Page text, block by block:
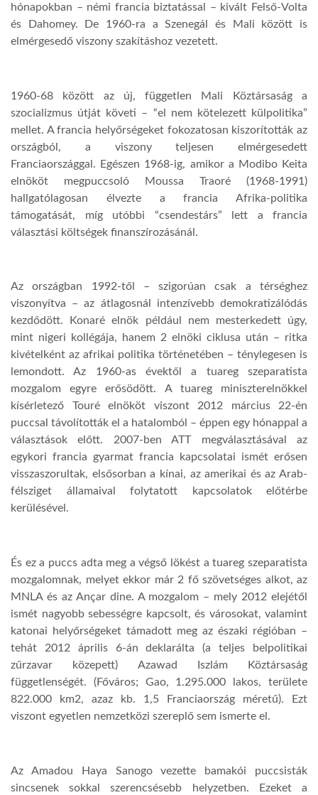
hónapokban – némi francia biztatással – kivált Felső-Volta
és Dahomey. De 1960-ra a Szenegál és Mali között is
elmérgesedő viszony szakításhoz vezetett.
1960-68 között az új, független Mali Köztársaság a
szocializmus útját követi – “el nem kötelezett külpolitika”
mellet. A francia helyőrségeket fokozatosan kiszorították az
országból, a viszony teljesen elmérgesedett
Franciaországgal. Egészen 1968-ig, amikor a Modibo Keita
elnököt megpuccsoló Moussa Traoré (1968-1991)
hallgatólagosan élvezte a francia Afrika-politika
támogatását, míg utóbbi “csendestárs” lett a francia
választási költségek finanszírozásánál.
Az országban 1992-től – szigorúan csak a térséghez
viszonyítva – az átlagosnál intenzívebb demokratizálódás
kezdődött. Konaré elnök például nem mesterkedett úgy,
mint nigeri kollégája, hanem 2 elnöki ciklusa után – ritka
kivételként az afrikai politika történetében – ténylegesen is
lemondott. Az 1960-as évektől a tuareg szeparatista
mozgalom egyre erősödött. A tuareg miniszterelnökkel
kísérletező Touré elnököt viszont 2012 március 22-én
puccsal távolították el a hatalomból – éppen egy hónappal a
választások előtt. 2007-ben ATT megválasztásával az
egykori francia gyarmat francia kapcsolatai ismét erősen
visszaszorultak, elsősorban a kínai, az amerikai és az Arab-
félsziget államaival folytatott kapcsolatok előtérbe
kerülésével.
És ez a puccs adta meg a végső lökést a tuareg szeparatista
mozgalomnak, melyet ekkor már 2 fő szövetséges alkot, az
MNLA és az Ançar dine. A mozgalom – mely 2012 elejétől
ismét nagyobb sebességre kapcsolt, és városokat, valamint
katonai helyőrségeket támadott meg az északi régióban –
tehát 2012 április 6-án deklarálta (a teljes belpolitikai
zűrzavar közepett) Azawad Iszlám Köztársaság
függetlenségét. (Főváros; Gao, 1.295.000 lakos, területe
822.000 km2, azaz kb. 1,5 Franciaország méretű). Ezt
viszont egyetlen nemzetközi szereplő sem ismerte el.
Az Amadou Haya Sanogo vezette bamakói puccsisták
sincsenek sokkal szerencsésebb helyzetben. Ezeket a